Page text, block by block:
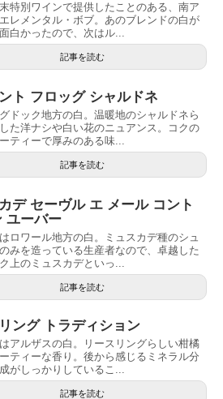
特別ワインで提供したことのある、南ア
レメンタル・ボブ。あのブレンドの白が
白かったので、次はル...
記事を読む
ト フロッグ シャルドネ
ドック地方の白。温暖地のシャルドネら
た洋ナシや白い花のニュアンス。コクの
ティーで厚みのある味...
記事を読む
デ セーヴル エ メール コント
ユーバー
ロワール地方の白。ミュスカデ種のシュ
みを造っている生産者なので、卓越した
上のミュスカデといっ...
記事を読む
ング トラディション
アルザスの白。リースリングらしい柑橘
ティーな香り。後から感じるミネラル分
がしっかりしているこ...
記事を読む